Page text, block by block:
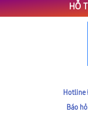
HỖ
Hotline
Báo